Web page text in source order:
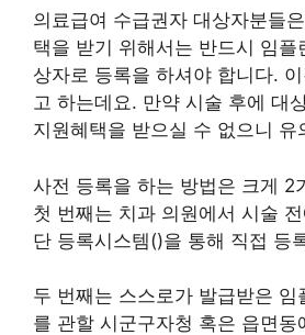
의료급여 수급권자 대상자분들
택을 받기 위해서는 반드시 임플
상자로 등록을 하셔야 합니다.
고 하는데요. 만약 시술 후에 대
지원혜택을 받으실 수 없으니 유
사전 등록을 하는 방법은 크게 2
첫 번째는 치과 의원에서 시술
단 등록시스템()을 통해 직접 등
두 번째는 스스로가 발급받은 임
를 관할 시군구자청 혹은 읍면동